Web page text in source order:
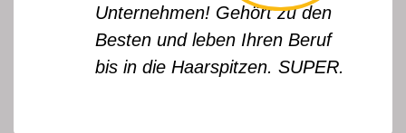
Unternehmen! Gehört zu den
Besten und leben Ihren Beruf
bis in die Haarspitzen. SUPER.